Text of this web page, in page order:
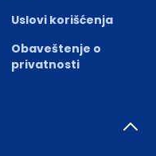
Uslovi korišćenja
Obaveštenje o
privatnosti